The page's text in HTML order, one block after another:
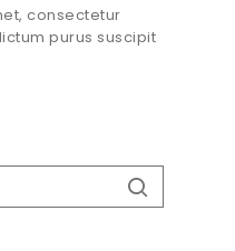
consectetur
purus suscipit